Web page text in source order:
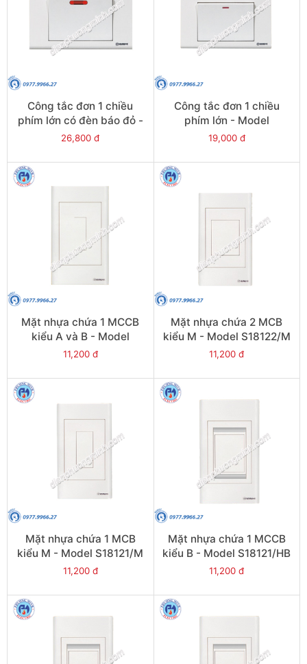
Công tắc đơn 1 chiều
phím lớn có đèn báo đỏ -
Model
26,800 đ
Công tắc đơn 1 chiều
phím lớn - Model
S181D1(S181D1/DL)
19,000 đ
Mặt nhựa chứa 1 MCCB
kiểu A và B - Model
S18121/AB
11,200 đ
Mặt nhựa chứa 2 MCB
kiểu M - Model S18122/M
11,200 đ
Mặt nhựa chứa 1 MCB
kiểu M - Model S18121/M
11,200 đ
Mặt nhựa chứa 1 MCCB
kiểu B - Model S18121/HB
11,200 đ